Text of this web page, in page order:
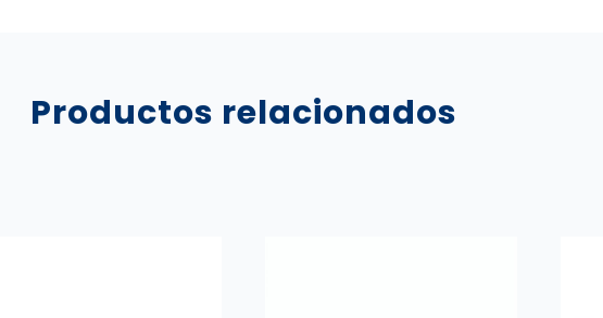
Productos relacionados